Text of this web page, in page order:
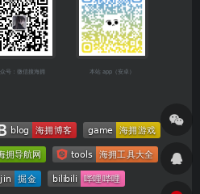
号：微信搜海拥 本站 app（安卓）